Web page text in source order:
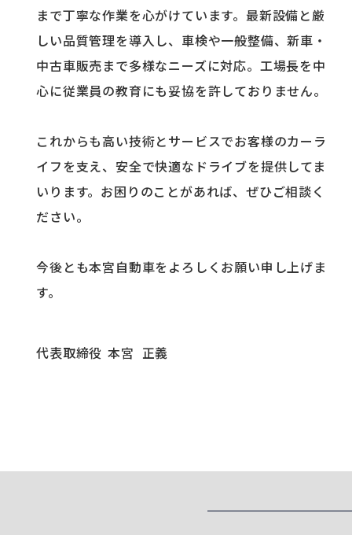
まで丁寧な作業を心がけています。最新設備と厳
しい品質管理を導入し、車検や一般整備、新車・
中古車販売まで多様なニーズに対応。工場長を中
心に従業員の教育にも妥協を許しておりません。
これからも高い技術とサービスでお客様のカーラ
イフを支え、安全で快適なドライブを提供してま
いります。お困りのことがあれば、ぜひご相談く
ださい。
今後とも本宮自動車をよろしくお願い申し上げま
す。
代表取締役 本宮 正義